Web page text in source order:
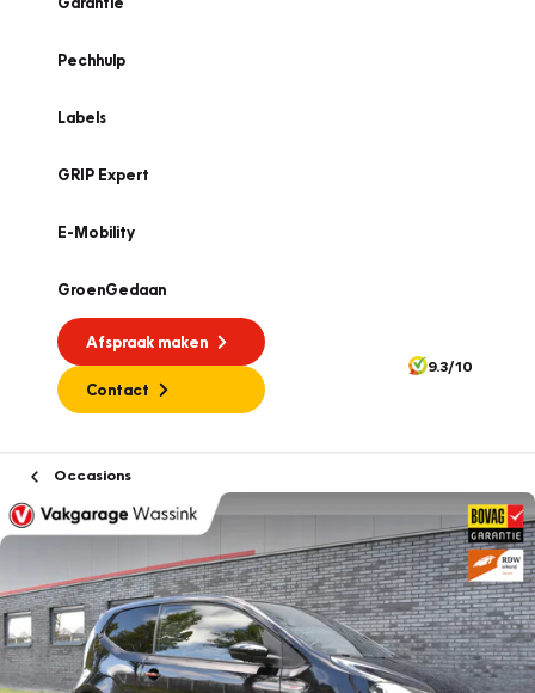
Pechhulp
Labels
GRIP Expert
E-Mobility
GroenGedaan
Afspraak maken
Contact
9.3/10
Occasions